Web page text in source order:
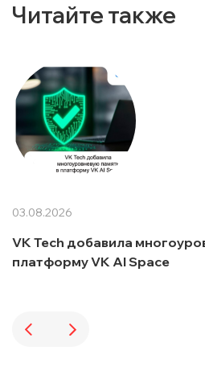
Читайте также
03.08.2026
VK Tech добавила
платформу VK AI Space